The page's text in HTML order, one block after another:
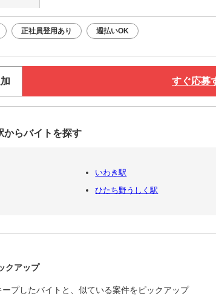
正社員登用あり 週払いOK
すぐ応募
からバイトを探す
いわき駅
ひたち野うしく駅
クアップ
プしたバイトと、似ている案件をピックアップ